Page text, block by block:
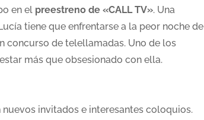
en el preestreno de «CALL TV». Una
tiene que enfrentarse a la peor noche de
concurso de telellamadas. Uno de los
más que obsesionado con ella.
invitados e interesantes coloquios.